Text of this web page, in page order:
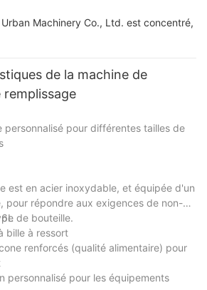
Machinery Co., Ltd. est concentré,
de la machine de
remplissage
personnalisé pour différentes tailles de
est en acier inoxydable, et équipée d'un
pour répondre aux exigences de non-
de bouteille.
bille à ressort
renforcés (qualité alimentaire) pour
personnalisé pour les équipements